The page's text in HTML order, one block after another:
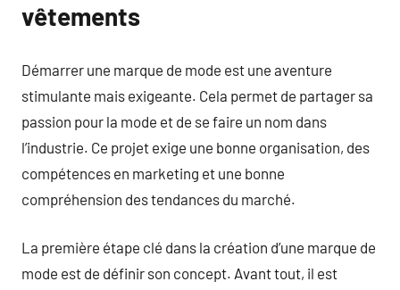
vêtements
Démarrer une marque de mode est une aventure
stimulante mais exigeante. Cela permet de partager sa
passion pour la mode et de se faire un nom dans
l’industrie. Ce projet exige une bonne organisation, des
compétences en marketing et une bonne
compréhension des tendances du marché.
La première étape clé dans la création d’une marque de
mode est de définir son concept. Avant tout, il est